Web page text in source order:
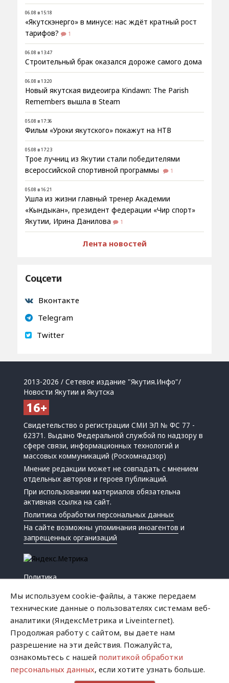
06.08 в 15:18
«Якутскэнерго» в минусе: нас ждёт кратный рост
тарифов?
1
06.08 в 13:47
Строительный брак оказался дороже самого дома
06.08 в 13:20
Новый якутская видеоигра Kindawn: The Parish
Remembers вышла в Steam
05.08 в 17:36
Фильм «Уроки якутского» покажут на НТВ
05.08 в 17:23
Трое лучниц из Якутии стали победителями
всероссийской спортивной программы
1
05.08 в 16:21
Ушла из жизни главный тренер Академии
«Кындыкан», президент федерации «Чир спорт»
Якутии, Ирина Данилова
1
Лента новостей
Соцсети
Вконтакте
Telegram
Twitter
2013-2026 / Сетевое издание "Якутия.Инфо"/
Новости Якутии и Якутска
Свидетельство о регистрации СМИ ЭЛ № ФС 77 -
62371. Выдано Федеральной службой по надзору в
сфере связи, информационных технологий и
массовых коммуникаций (Роскомнадзор)
Мнение редакции может не совпадать с мнением
отдельных авторов и героев публикаций.
При использовании материалов обязательна
активная ссылка на сайт.
Политика обработки персональных данных
На сайте возможны упоминанияиноагентов и
запрещенных организаций
Политика
Успех
Хватит это терпеть
Мы используем cookie-файлы, а также передаем
технические данные о пользователях системам веб-
аналитики (ЯндексМетрика и Liveinternet).
Продолжая работу с сайтом, вы даете нам
разрешение на эти действия. Пожалуйста,
ознакомьтесь с нашей политикой обработки
персональных данных, если хотите узнать больше.